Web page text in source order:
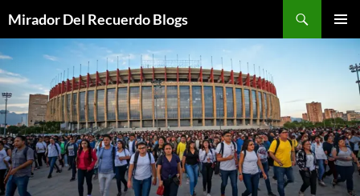
contenido
Mirador Del Recuerdo Blogs